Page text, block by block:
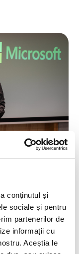
conținutul și
sociale și pentru
partenerilor de
informații cu
Aceștia le